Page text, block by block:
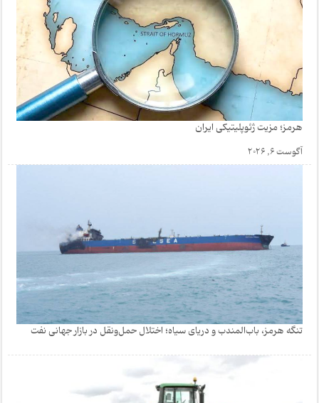
هرمز؛ مزیت ژئوپلیتیکی ایران
آگوست 6, 2026
تنگه هرمز، باب‌المندب و دریای سیاه؛ اختلال حمل‌ونقل در بازار جهانی نفت